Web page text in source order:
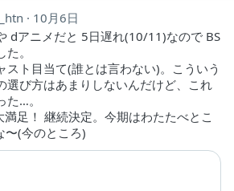
10月6日
dアニメだと 5日遅れ(10/11)なので BS
。
スト目当て(誰とは言わない)。こういう
選び方はあまりしないんだけど、これ
た…。
満足！ 継続決定。今期はわたたべとこ
〜(今のところ)